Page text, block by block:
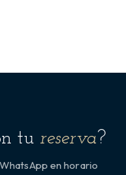
tu reserva?
en horario